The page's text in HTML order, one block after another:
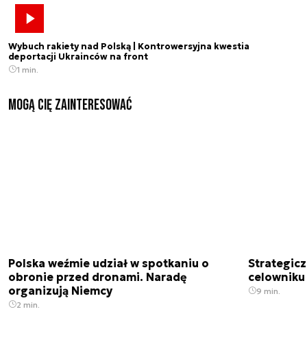
Wybuch rakiety nad Polską | Kontrowersyjna kwestia
deportacji Ukrainców na front
1 min.
Mogą Cię zainteresować
Polska weźmie udział w spotkaniu o
obronie przed dronami. Naradę
organizują Niemcy
2 min.
9 min.